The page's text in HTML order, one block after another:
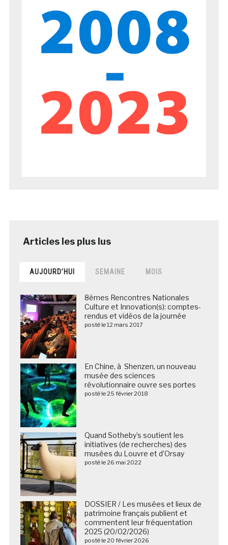
AUJOURD’HUI SEMAINE MOIS
8èmes Rencontres Nationales
Culture et Innovation(s): comptes-
rendus et vidéos de la journée
posté le 12 mars 2017
En Chine, à Shenzen, un nouveau
musée des sciences
révolutionnaire ouvre ses portes
posté le 25 février 2018
Quand Sotheby’s soutient les
initiatives (de recherches) des
musées du Louvre et d’Orsay
posté le 26 mai 2022
DOSSIER / Les musées et lieux de
patrimoine français publient et
commentent leur fréquentation
2025 (20/02/2026)
posté le 20 février 2026